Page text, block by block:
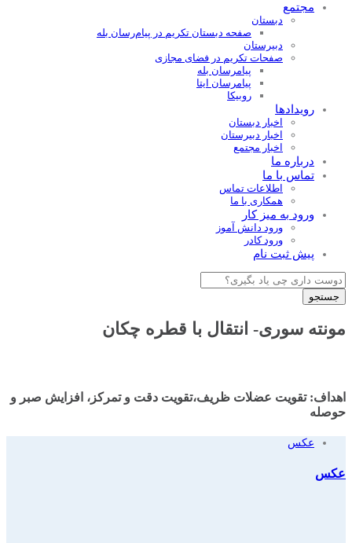
مجتمع
دبستان
صفحه دبستان تکریم در پیام‌رسان بله
دبیرستان
صفحات تکریم در فضای مجازی
پیامرسان بله
پیامرسان ایتا
روبیکا
رویدادها
اخبار دبستان
اخبار دبیرستان
اخبار مجتمع
درباره ما
تماس با ما
اطلاعات تماس
همکاری با ما
ورود به میز کار
ورود دانش آموز
ورود کادر
پیش ثبت نام
Products
search
جستجو
مونته سوری- انتقال با قطره چکان
اهداف: تقویت عضلات ظریف،تقویت دقت و تمرکز، افزایش صبر و
حوصله
عکس
عکس